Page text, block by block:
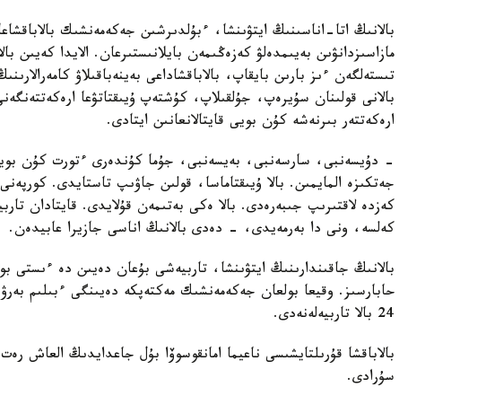
بالانىڭ اتا-اناسىنىڭ ايتۋىنشا، ءبۇلدىرشىن جەكەمەنشىك
مازاسىزدانۋىن بەيىمدەلۋ كەزەڭىمەن بايلانىستىرعان. الايدا كەيىن
تىستەلگەن ءىز بارىن بايقاپ، بالاباقشاداعى بەينەباقىلاۋ
بالانى قولىنان سۇيرەپ، جۇلقىلاپ، كۇشتەپ ۇيىقتاتۋعا
ارەكەتتەر بىرنەشە كۇن بويى قايتالانعانىن ايتادى.
- دۇيسەنبى، سارسەنبى، بەيسەنبى، جۇما كۇندەرى ءتورت كۇن
جەتكىزە المايمىن. بالا ۇيىقتاماسا، قولىن جاۋىپ تاستايدى.
كەزدە لاقتىرىپ جىبەرەدى. بالا ەكى بەتىمەن قۇلايدى. قايتادان
كەلسە، ونى دا بەرمەيدى، - دەدى بالانىڭ اناسى جازيرا عابيدەن.
بالانىڭ جاقىندارىنىڭ ايتۋىنشا، تاربيەشى بۇعان دەيىن دە ءىستى
حابارسىز. وقيعا بولعان جەكەمەنشىك مەكتەپكە دەيىنگى ءبىلىم
24 بالا تاربيەلەنەدى.
بالاباقشا قۇرىلتايشىسى ناعيما امانقوسوۆا بۇل جاعدايدىڭ العاش
سۇرادى.